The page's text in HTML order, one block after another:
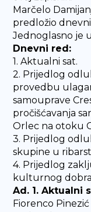
Marčelo
predložio
Jednoglasno je
Dnevni red:
1. Aktualni sat.
2. Prijedlog
provedbu
samouprave
pročišćavanja
Orlec na otoku
3. Prijedlog
skupine u
4. Prijedlog
kulturnog dobra
Ad. 1. Aktualni
Fiorenco